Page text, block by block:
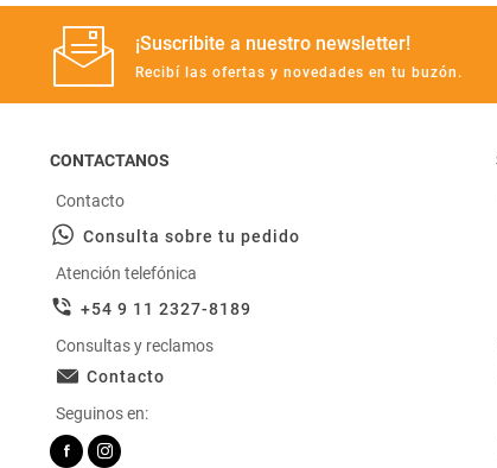
¡Suscribite a nuestro newsletter!
Recibí las ofertas y novedades en tu buzón.
CONTACTANOS
Contacto
Consulta sobre tu pedido
Atención telefónica
+54 9 11 2327-8189
Consultas y reclamos
Contacto
Seguinos en: